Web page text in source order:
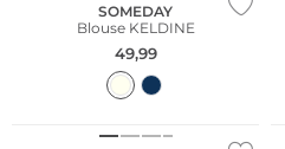
SOMEDAY
Blouse KELDINE
49,99